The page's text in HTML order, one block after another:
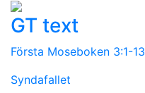
GT text
Första Moseboken 3:1-13
Syndafallet